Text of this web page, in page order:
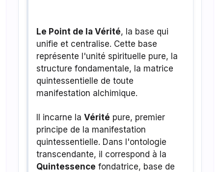
Le Point de la Vérité, la base qui
unifie et centralise. Cette base
représente l'unité spirituelle pure, la
structure fondamentale, la matrice
quintessentielle de toute
manifestation alchimique.
Il incarne la Vérité pure, premier
principe de la manifestation
quintessentielle. Dans l'ontologie
transcendante, il correspond à la
Quintessence fondatrice, base de